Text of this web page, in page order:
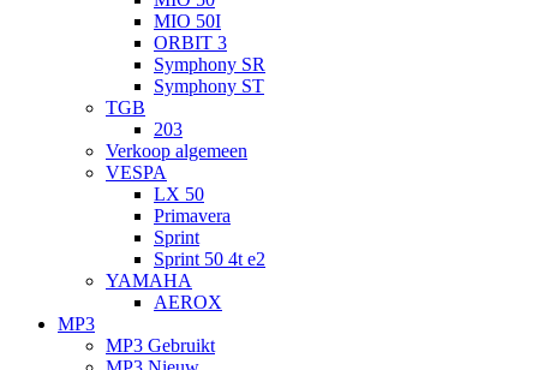
MIO 50I
ORBIT 3
Symphony SR
Symphony ST
TGB
203
Verkoop algemeen
VESPA
LX 50
Primavera
Sprint
Sprint 50 4t e2
YAMAHA
AEROX
MP3
MP3 Gebruikt